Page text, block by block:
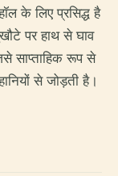
के लिए प्रसिद्ध है
पर हाथ से घाव
साप्ताहिक रूप से
से जोड़ती है।